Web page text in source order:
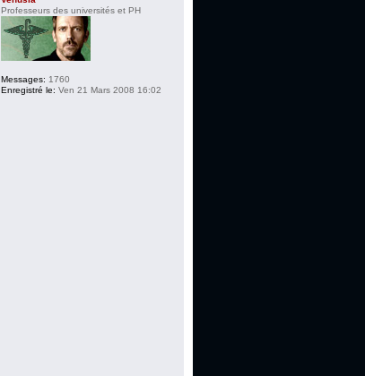
Professeurs des universités et PH
Messages: 1760
Enregistré le: Ven 21 Mars 2008 16:02